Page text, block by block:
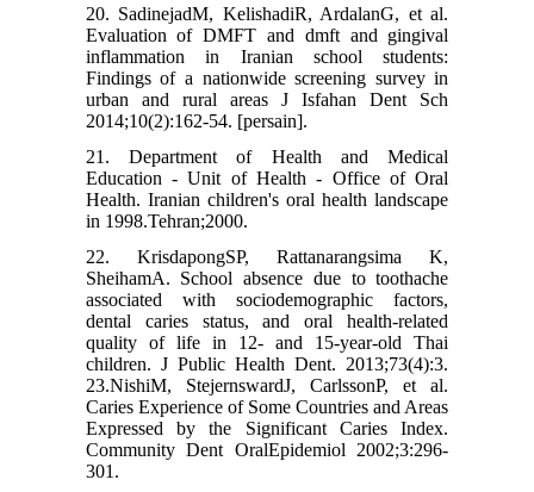
20. SadinejadM, KelishadiR, ArdalanG, et al.
Evaluation of DMFT and dmft and gingival
inflammation in Iranian school students:
Findings of a nationwide screening survey in
urban and rural areas J Isfahan Dent Sch
2014;10(2):162-54. [persain].
21. Department of Health and Medical
Education - Unit of Health - Office of Oral
Health. Iranian children's oral health landscape
in 1998.Tehran;2000.
22. KrisdapongSP, Rattanarangsima K,
SheihamA. School absence due to toothache
associated with sociodemographic factors,
dental caries status, and oral health-related
quality of life in 12- and 15-year-old Thai
children. J Public Health Dent. 2013;73(4):3.
23.NishiM, StejernswardJ, CarlssonP, et al.
Caries Experience of Some Countries and Areas
Expressed by the Significant Caries Index.
Community Dent OralEpidemiol 2002;3:296-
301.